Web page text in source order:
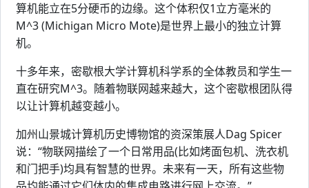
算机能立在5分硬币的边缘。这个体积仅1立方毫米的
M^3 (Michigan Micro Mote)是世界上最小的独立计算
机。
十多年来，密歇根大学计算机科学系的全体教员和学生一
直在研究M^3。随着物联网越来越大，这个密歇根团队得
以让计算机越变越小。
加州山景城计算机历史博物馆的资深策展人Dag Spicer
说：“物联网描绘了一个日常用品(比如烤面包机、洗衣机
和门把手)均具有智慧的世界。未来有一天，所有这些物